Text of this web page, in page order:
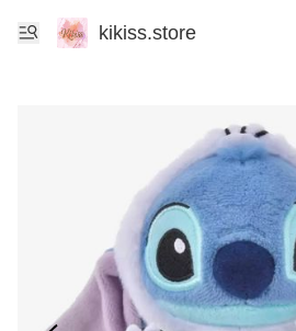
kikiss.store